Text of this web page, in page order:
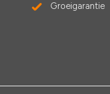
Groeigarantie